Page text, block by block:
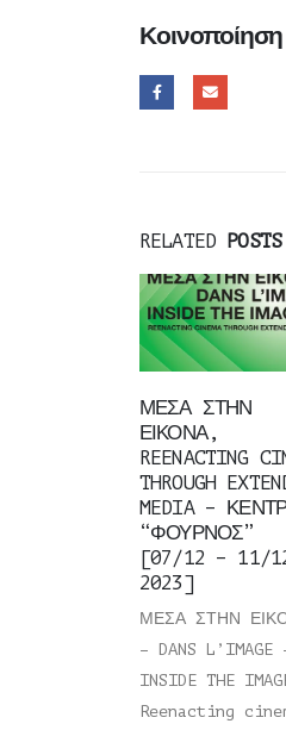
RELATED POSTS
ΜΕΣΑ ΣΤΗΝ
ΕΙΚΟΝΑ,
REENACTING
THROUGH
MEDIA –
“ΦΟΥΡΝΟΣ”
[07/12 – 11/
2023]
ΜΕΣΑ ΣΤΗΝ
– DANS L’IMAGE
INSIDE THE
Reenacting